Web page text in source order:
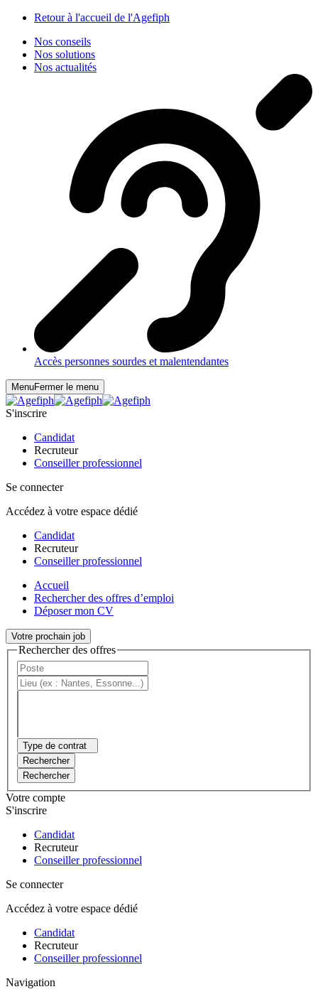
Retour à l'accueil de l'Agefiph
Nos conseils
Nos solutions
Nos actualités
Accès personnes sourdes et malentendantes
MenuFermer le menu
S'inscrire
Candidat
Recruteur
Conseiller professionnel
Se connecter
Accédez à votre espace dédié
Candidat
Recruteur
Conseiller professionnel
Accueil
Rechercher des offres d’emploi
Déposer mon CV
Votre prochain job
Rechercher des offres
Type de contrat
Rechercher
Rechercher
Votre compte
S'inscrire
Candidat
Recruteur
Conseiller professionnel
Se connecter
Accédez à votre espace dédié
Candidat
Recruteur
Conseiller professionnel
Navigation